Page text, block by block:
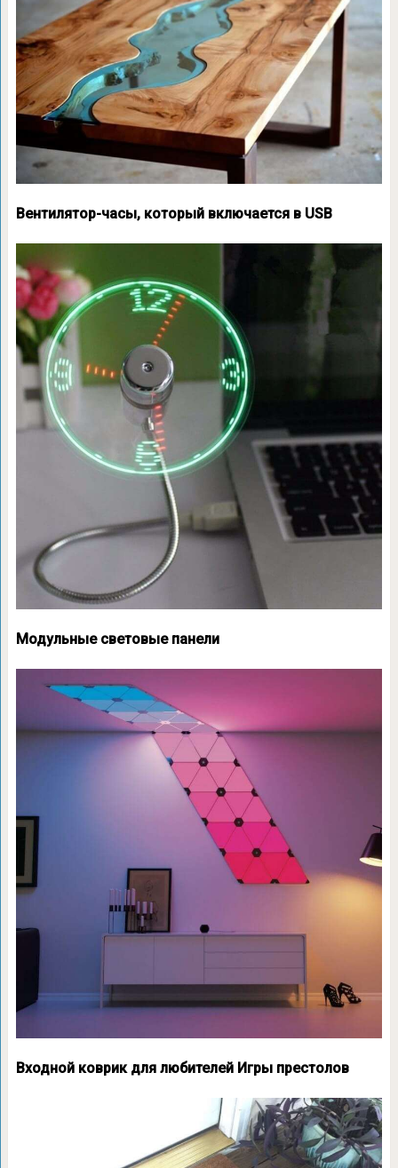
Вентилятор-часы, который включается в USB
Модульные световые панели
Входной коврик для любителей Игры престолов